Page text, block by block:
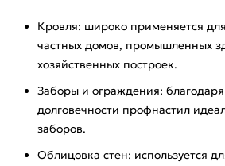
Кровля: широко применяется
частных домов, промышленных
хозяйственных построек.
Заборы и ограждения:
долговечности профнастил
заборов.
Облицовка стен: используется